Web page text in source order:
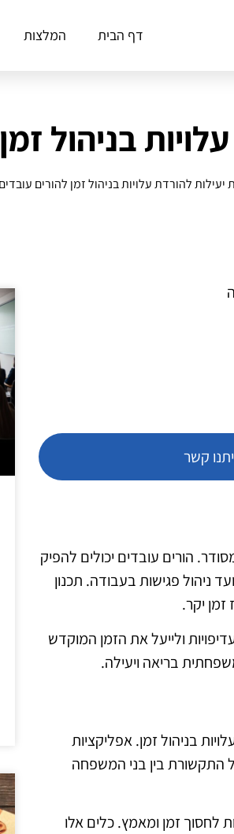
דף הבית המלצות
קשר
הורים עובדים יכולים להפיק
ניהול פגישות בעבודה. תכנון
יקר.
ולייעל את הזמן המוקדש
בריאה ויעילה.
בניהול זמן. אפליקציות
התקשורת בין בני המשפחה
לחסוך זמן ומאמץ. כלים אלו